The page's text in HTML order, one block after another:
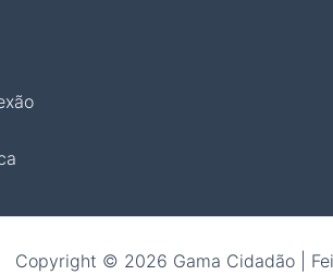
Copyright © 2026 Gama Cidadão |